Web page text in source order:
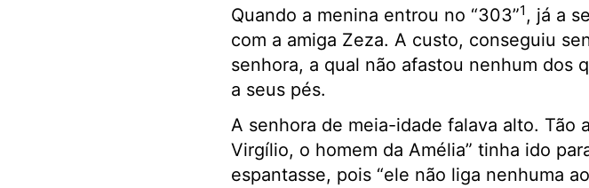
Quando a menina entrou no “303”1 , já a
com a amiga Zeza. A custo, conseguiu
senhora, a qual não afastou nenhum dos
a seus pés.
A senhora de meia-idade falava alto. Tão
Virgílio, o homem da Amélia” tinha ido
espantasse, pois “ele não liga nenhuma